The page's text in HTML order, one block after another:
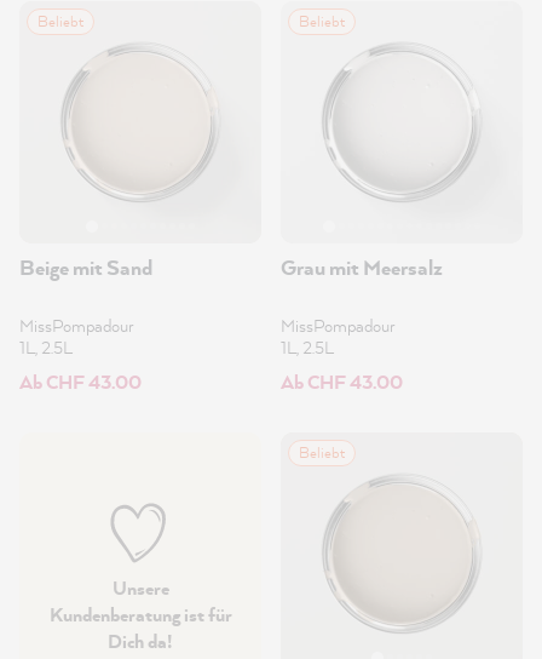
Beliebt
Beige mit Sand
MissPompadour
1L, 2.5L
Ab CHF 43.00
Beliebt
Grau mit Meersalz
MissPompadour
1L, 2.5L
Ab CHF 43.00
Unsere
Kundenberatung ist für
Dich da!
Beliebt